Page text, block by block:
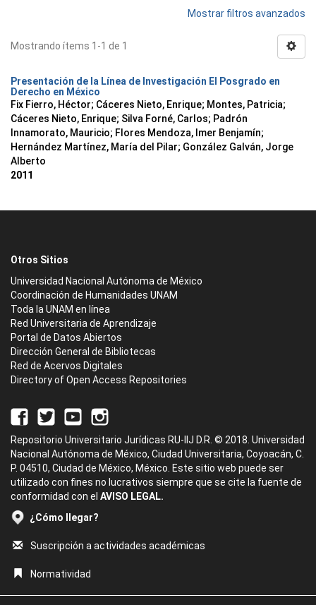
Mostrar filtros avanzados
Mostrando ítems 1-1 de 1
Presentación de la Línea de Investigación El Posgrado en
Derecho en México
Fix Fierro, Héctor; Cáceres Nieto, Enrique; Montes, Patricia;
Cáceres Nieto, Enrique; Silva Forné, Carlos; Padrón
Innamorato, Mauricio; Flores Mendoza, Imer Benjamín;
Hernández Martínez, María del Pilar; González Galván, Jorge
Alberto
2011
Otros Sitios
Universidad Nacional Autónoma de México
Coordinación de Humanidades UNAM
Toda la UNAM en línea
Red Universitaria de Aprendizaje
Portal de Datos Abiertos
Dirección General de Bibliotecas
Red de Acervos Digitales
Directory of Open Access Repositories
Repositorio Universitario Jurídicas RU-IIJ D.R. © 2018. Universidad
Nacional Autónoma de México, Ciudad Universitaria, Coyoacán, C.
P. 04510, Ciudad de México, México. Este sitio web puede ser
utilizado con fines no lucrativos siempre que se cite la fuente de
conformidad con el AVISO LEGAL.
¿Cómo llegar?
Suscripción a actividades académicas
Normatividad